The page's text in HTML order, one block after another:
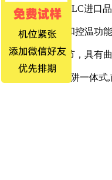
7：采用Omron PLC进口
8：隔板带预冻和控温功
9：带有工艺调节，具有
10：采用箱体冷阱一体